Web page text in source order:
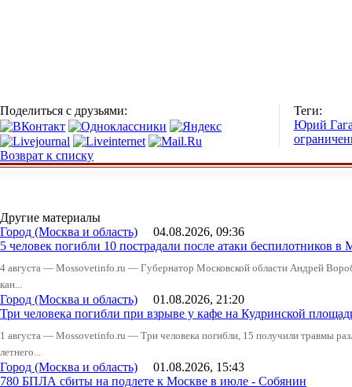
Поделиться с друзьями:
Теги:
Юрий
Возврат к списку
Другие материалы
Город (Москва и область) 04.08.2026, 09:36
5 человек погибли 10 пострадали после атаки беспилотников в
4 августа — Mossovetinfo.ru — Губернатор Московской области Андрей
кан...
Город (Москва и область) 01.08.2026, 21:20
Три человека погибли при взрыве у кафе на Кудринской
1 августа — Mossovetinfo.ru — Три человека погибли, 15 получили травмы
летнего...
Город (Москва и область) 01.08.2026, 15:43
780 БПЛА сбиты на подлете к Москве в июле - Собянин